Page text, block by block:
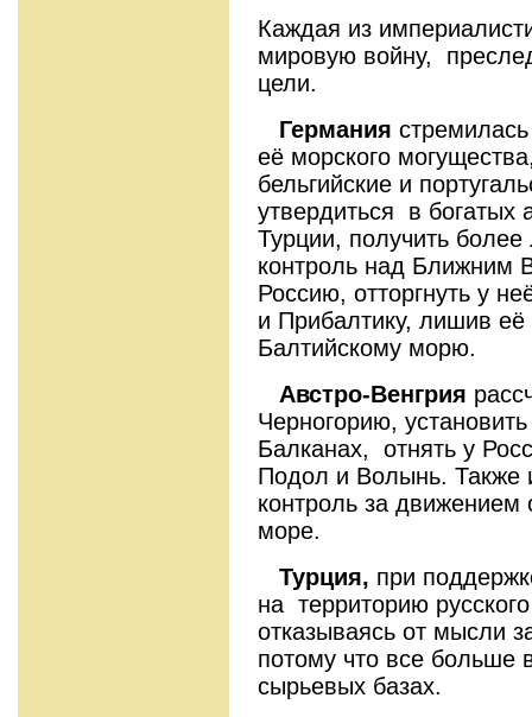
Каждая из
мировую войну,
цели.
Германия
её морского
бельгийские и
утвердиться в богатых
Турции, получить
контроль над Ближним
Россию, отторгнуть у
и Прибалтику, лишив её
Балтийскому морю.
Австро-Венгрия
Черногорию,
Балканах, отнять у
Подол и Волынь. Также
контроль за движением
море.
Турция, при
на территорию
отказываясь от мысли
потому что все больше
сырьевых базах.